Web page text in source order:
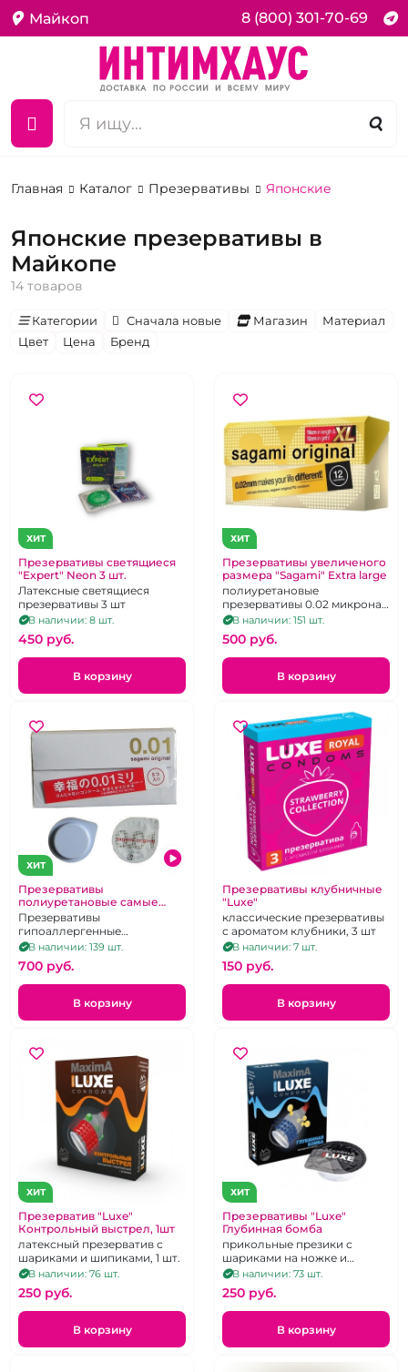
Майкоп 8 (800) 301-70-69
Главная Каталог Презервативы Японские
Японские презервативы в
Майкопе
14 товаров
Категории Сначала новые Магазин
Материал
Цвет
Цена Бренд
ХИТ
Презервативы светящиеся
"Expert" Neon 3 шт.
Латексные светящиеся
презервативы 3 шт
В наличии: 8 шт.
450 pуб.
В корзину
ХИТ
Презервативы увеличеного
размера "Sagami" Extra large
полиуретановые
презервативы 0.02 микрона
увеличенного размера! Цена
за 1 штуку
В наличии: 151 шт.
500 pуб.
В корзину
ХИТ
Презервативы
полиуретановые самые
тонкие "Sagami" Original 0,01
мм
Презервативы
гипоаллергенные
полиуретановые самые
чувствительные в мире. Цена
за 1 штуку
В наличии: 139 шт.
700 pуб.
В корзину
Презервативы клубничные
"Luxe"
классические презервативы
с ароматом клубники, 3 шт
В наличии: 7 шт.
150 pуб.
В корзину
ХИТ
Презерватив "Luxe"
Контрольный выстрел, 1шт
латексный презерватив с
шариками и шипиками, 1 шт.
В наличии: 76 шт.
250 pуб.
В корзину
ХИТ
Презервативы "Luxe"
Глубинная бомба
прикольные презики с
шариками на ножке и
усиками.
В наличии: 73 шт.
250 pуб.
В корзину